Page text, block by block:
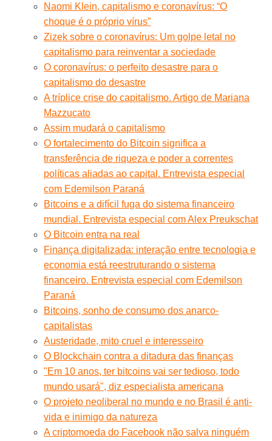
Naomi Klein, capitalismo e coronavírus: “O
choque é o próprio vírus”
Zizek sobre o coronavírus: Um golpe letal no
capitalismo para reinventar a sociedade
O coronavírus: o perfeito desastre para o
capitalismo do desastre
A tríplice crise do capitalismo. Artigo de Mariana
Mazzucato
Assim mudará o capitalismo
O fortalecimento do Bitcoin significa a
transferência de riqueza e poder a correntes
políticas aliadas ao capital. Entrevista especial
com Edemilson Paraná
Bitcoins e a difícil fuga do sistema financeiro
mundial. Entrevista especial com Alex Preukschat
O Bitcoin entra na real
Finança digitalizada: interação entre tecnologia e
economia está reestruturando o sistema
financeiro. Entrevista especial com Edemilson
Paraná
Bitcoins, sonho de consumo dos anarco-
capitalistas
Austeridade, mito cruel e interesseiro
O Blockchain contra a ditadura das finanças
"Em 10 anos, ter bitcoins vai ser tedioso, todo
mundo usará", diz especialista americana
O projeto neoliberal no mundo e no Brasil é anti-
vida e inimigo da natureza
A criptomoeda do Facebook não salva ninguém